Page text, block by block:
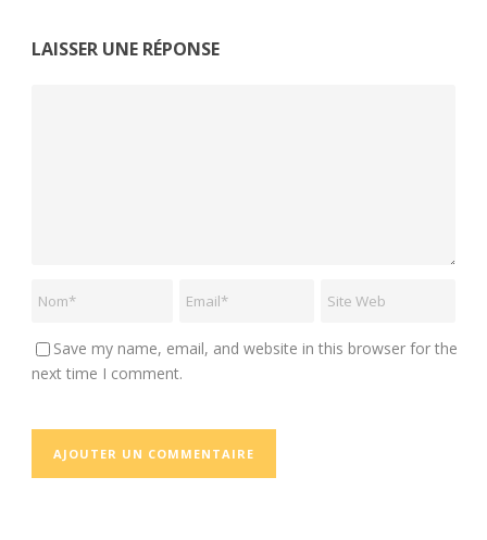
LAISSER UNE RÉPONSE
Save my name, email, and website in this browser for the
next time I comment.